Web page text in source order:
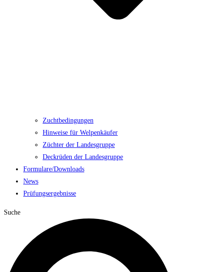
Zuchtbedingungen
Hinweise für Welpenkäufer
Züchter der Landesgruppe
Deckrüden der Landesgruppe
Formulare/Downloads
News
Prüfungsergebnisse
Suche